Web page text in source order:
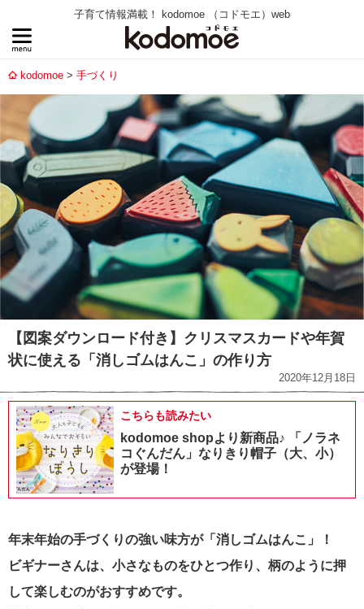
子育て情報満載！ kodomoe （コドモエ）web
kodomoe 手づくり
【図案ダウンロード付き】クリスマスカードや年賀
状に使える「消しゴムはんこ」の作り方
2020年12月18日
こちらも読みたい
kodomoe shopより新商品♪ 「ノラネ
コぐんだん」なりきり帽子（大、小）
が登場！
年末年始の手づくりの強い味方が「消しゴムはんこ」！
ビギナーさんは、小さなものをひとつ作り、柄のように押
して楽しむのがおすすめです。